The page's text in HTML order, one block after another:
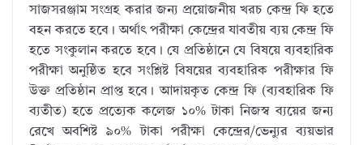
সাজসরঞ্জাম সংগ্রহ করার জন্য প্রয়োজনীয় খরচ কেন্দ্র ফি হতে
বহন করতে হবে। অর্থাৎ পরীক্ষা কেন্দ্রের যাবতীয় ব্যয় কেন্দ্র ফি
হতে সংকুলান করতে হবে। যে প্রতিষ্ঠানে যে বিষয়ে ব্যবহারিক
পরীক্ষা অনুষ্ঠিত হবে সংশ্লিষ্ট বিষয়ের ব্যবহারিক পরীক্ষার ফি
উক্ত প্রতিষ্ঠান প্রাপ্ত হবে। আদায়কৃত কেন্দ্র ফি (ব্যবহারিক ফি
ব্যতীত) হতে প্রত্যেক কলেজ ১০% টাকা নিজস্ব ব্যয়ের জন্য
রেখে অবশিষ্ট ৯০% টাকা পরীক্ষা কেন্দ্রের/ভেন্যুর ব্যয়ভার